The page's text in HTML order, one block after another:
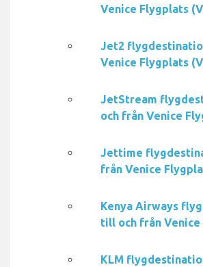
Venice Flygplats
Jet2
Venice Flygplats
JetStream
och från Venice
Jettime
från Venice
Kenya Airways
till och från Venice
KLM